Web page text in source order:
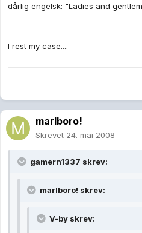
dårlig engelsk: "Ladies and
I rest my case....
marlboro!
Skrevet 24. mai 2008
gamern1337 skrev:
marlboro! skrev:
V-by skrev: